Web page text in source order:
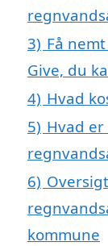
3) Få
Give, du
4) Hvad
5) Hvad
6)
kommune